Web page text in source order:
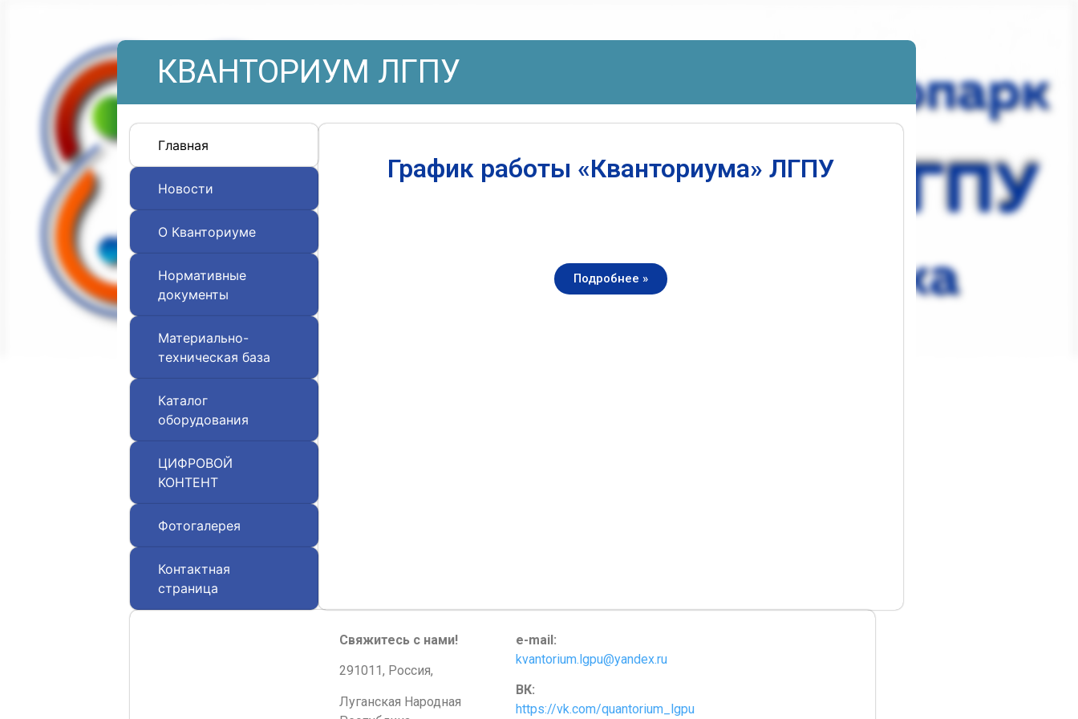
КВАНТОРИУМ ЛГПУ
Главная
Новости
О Кванториуме
Нормативные
документы
Материально-
техническая база
Каталог
оборудования
ЦИФРОВОЙ
КОНТЕНТ
Фотогалерея
Контактная
страница
График работы «Кванториума» ЛГПУ
Подробнее »
Свяжитесь с нами!
291011, Россия,
Луганская Народная
e-mail:
kvantorium.lgpu@yandex.ru
ВК:
https://vk.com/quantorium_lgpu